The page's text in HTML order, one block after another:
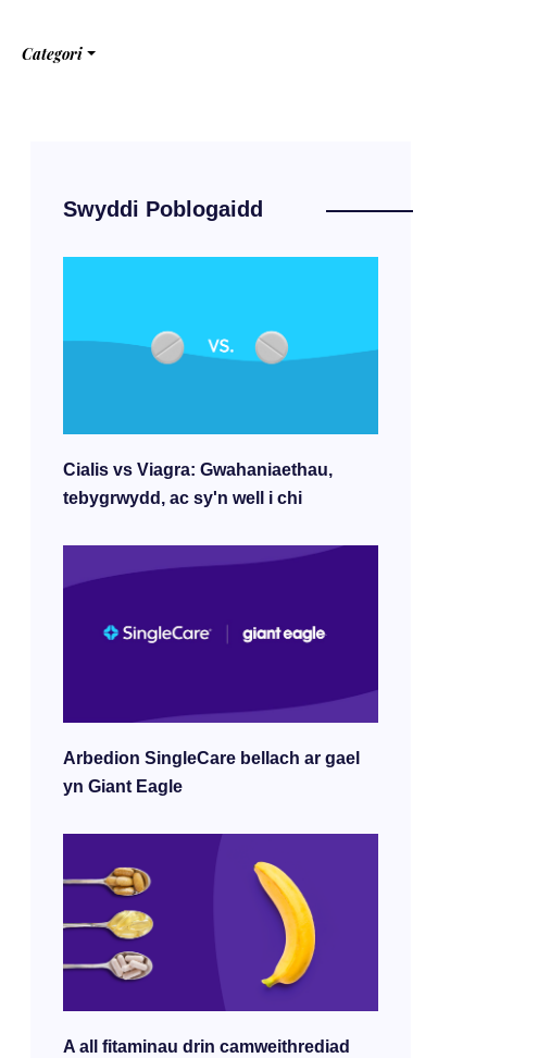
Categori
Swyddi Poblogaidd
Cialis vs Viagra: Gwahaniaethau,
tebygrwydd, ac sy'n well i chi
Arbedion SingleCare bellach ar gael
yn Giant Eagle
A all fitaminau drin camweithrediad